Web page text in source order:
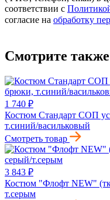
соответствии с
согласие на обработку
Смотрите также
1 740 ₽
Костюм Стандарт СОП
т.синий/васильковый
Смотреть товар
3 843 ₽
Костюм "Флофт NEW"
т.серым